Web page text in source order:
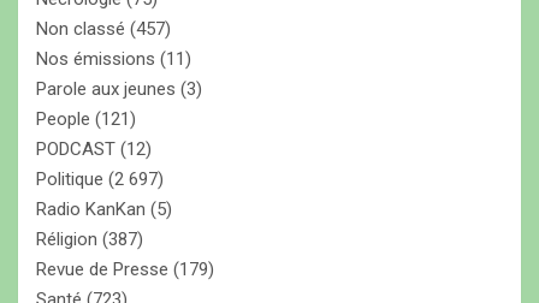
Non classé (457)
Nos émissions (11)
Parole aux jeunes (3)
People (121)
PODCAST (12)
Politique (2 697)
Radio KanKan (5)
Réligion (387)
Revue de Presse (179)